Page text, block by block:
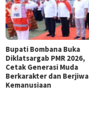
Bupati Bombana Buka
Diklatsargab PMR 2026,
Cetak Generasi Muda
Berkarakter dan Berjiwa
Kemanusiaan